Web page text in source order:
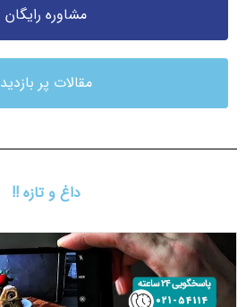
مشاوره رایگان
مقالات پر بازدید
داغ و تازه !!